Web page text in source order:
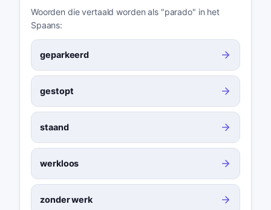
Woorden die vertaald worden als "parado" in het
Spaans:
geparkeerd
gestopt
staand
werkloos
zonder werk